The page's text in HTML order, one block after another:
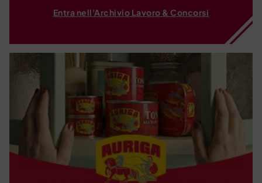
Entra nell'Archivio Lavoro & Concorsi